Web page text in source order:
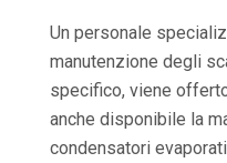
Un personale
manutenzione degli
specifico, viene
anche disponibile la
condensatori